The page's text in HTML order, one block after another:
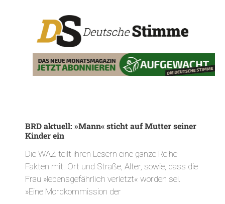
BRD aktuell: »Mann« sticht auf Mutter seiner
Kinder ein
Die WAZ teilt ihren Lesern eine ganze Reihe
Fakten mit. Ort und Straße, Alter, sowie, dass die
Frau »lebensgefährlich verletzt« worden sei.
»Eine Mordkommission der